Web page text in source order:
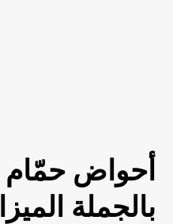
أحواض حمّام
بالجملة